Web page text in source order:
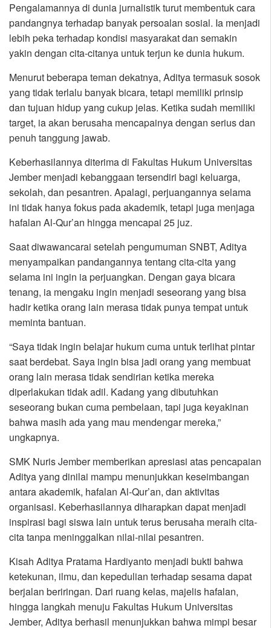
Pengalamannya di dunia jurnalistik turut membentuk cara
pandangnya terhadap banyak persoalan sosial. Ia menjadi
lebih peka terhadap kondisi masyarakat dan semakin
yakin dengan cita-citanya untuk terjun ke dunia hukum.
Menurut beberapa teman dekatnya, Aditya termasuk sosok
yang tidak terlalu banyak bicara, tetapi memiliki prinsip
dan tujuan hidup yang cukup jelas. Ketika sudah memiliki
target, ia akan berusaha mencapainya dengan serius dan
penuh tanggung jawab.
Keberhasilannya diterima di Fakultas Hukum Universitas
Jember menjadi kebanggaan tersendiri bagi keluarga,
sekolah, dan pesantren. Apalagi, perjuangannya selama
ini tidak hanya fokus pada akademik, tetapi juga menjaga
hafalan Al-Qur’an hingga mencapai 25 juz.
Saat diwawancarai setelah pengumuman SNBT, Aditya
menyampaikan pandangannya tentang cita-cita yang
selama ini ingin ia perjuangkan. Dengan gaya bicara
tenang, ia mengaku ingin menjadi seseorang yang bisa
hadir ketika orang lain merasa tidak punya tempat untuk
meminta bantuan.
“Saya tidak ingin belajar hukum cuma untuk terlihat pintar
saat berdebat. Saya ingin bisa jadi orang yang membuat
orang lain merasa tidak sendirian ketika mereka
diperlakukan tidak adil. Kadang yang dibutuhkan
seseorang bukan cuma pembelaan, tapi juga keyakinan
bahwa masih ada yang mau mendengar mereka,”
ungkapnya.
SMK Nuris Jember memberikan apresiasi atas pencapaian
Aditya yang dinilai mampu menunjukkan keseimbangan
antara akademik, hafalan Al-Qur’an, dan aktivitas
organisasi. Keberhasilannya diharapkan dapat menjadi
inspirasi bagi siswa lain untuk terus berusaha meraih cita-
cita tanpa meninggalkan nilai-nilai pesantren.
Kisah Aditya Pratama Hardiyanto menjadi bukti bahwa
ketekunan, ilmu, dan kepedulian terhadap sesama dapat
berjalan beriringan. Dari ruang kelas, majelis hafalan,
hingga langkah menuju Fakultas Hukum Universitas
Jember, Aditya berhasil menunjukkan bahwa mimpi besar